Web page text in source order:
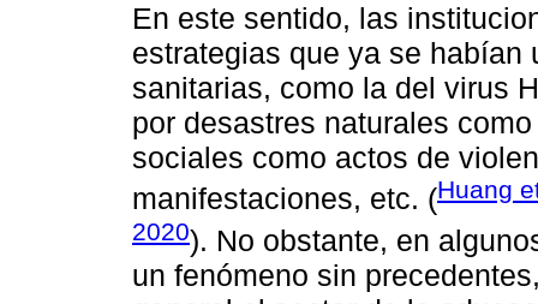
En este sentido, las
estrategias que ya se
sanitarias, como la del virus
por desastres naturales
sociales como actos de
manifestaciones, etc. (Huang
2020). No obstante, en
un fenómeno sin